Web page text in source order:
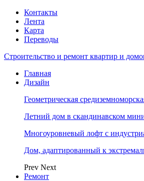
Контакты
Лента
Карта
Переводы
Строительство и ремонт квартир и
Главная
Дизайн
Геометрическая
Летний дом в скандинавском
Многоуровневый лофт с
Дом, адаптированный к
Prev Next
Ремонт